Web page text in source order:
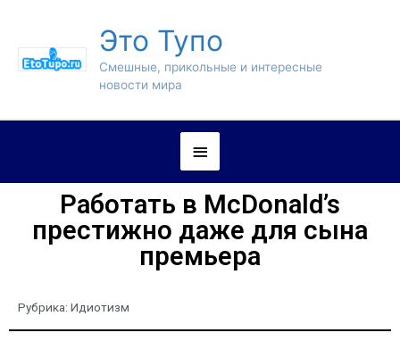
Это Тупо
Смешные, прикольные и интересные
новости мира
Работать в McDonald’s
престижно даже для сына
премьера
Рубрика: Идиотизм